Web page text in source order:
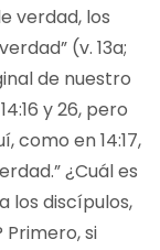
verdad, los
(v. 13a;
de nuestro
y 26, pero
como en 14:17,
¿Cuál es
los discípulos,
si